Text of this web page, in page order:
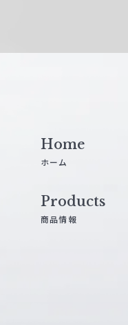
Home
ホーム
Products
商品情報